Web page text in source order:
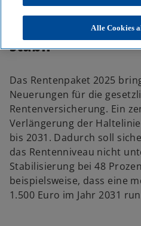
Rentenniveau
stabil
Das Rentenpaket 2025
Neuerungen für die
Rentenversicherung. Ein
Verlängerung der
bis 2031. Dadurch soll
das Rentenniveau nicht
Stabilisierung bei 48
beispielsweise, dass eine
1.500 Euro im Jahr 2031
Alle Cookies